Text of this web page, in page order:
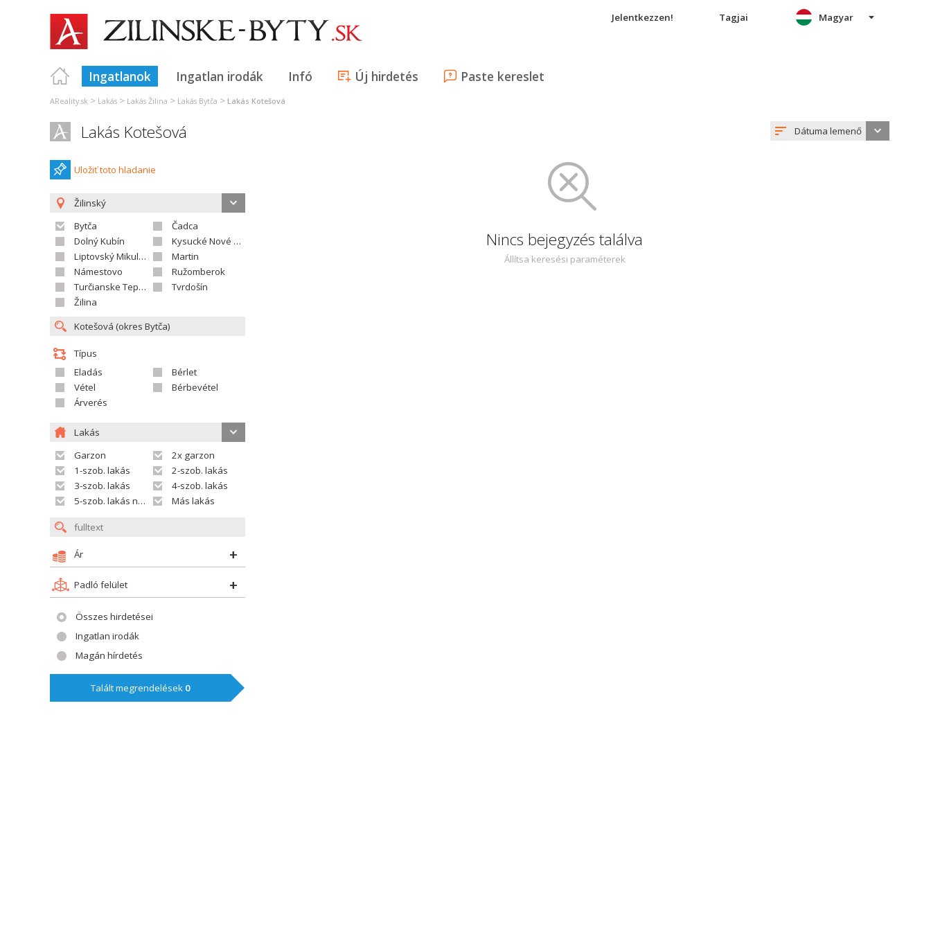
Jelentkezzen! Tagjai
Ingatlanok Ingatlan irodák Infó Új hirdetés Paste kereslet
Magyar
AReality.sk > Lakás > Lakás Žilina > Lakás Bytča > Lakás Kotešová
Lakás Kotešová Dátuma lemenő
Uložiť toto hladanie
Žilinský
Bytča
Čadca
Dolný Kubín
Kysucké Nové Mesto
Liptovský Mikuláš
Martin
Námestovo
Ružomberok
Turčianske Teplice
Tvrdošín
Žilina
Típus
Eladás
Bérlet
Vétel
Bérbevétel
Árverés
Lakás
Garzon
2x garzon
1-szob. lakás
2-szob. lakás
3-szob. lakás
4-szob. lakás
5-szob. lakás nagyobb
Más lakás
Ár
Padló felület
Összes hirdetései
Ingatlan irodák
Magán hírdetés
Talált megrendelések 0
Nincs bejegyzés találva
Állítsa keresési paraméterek